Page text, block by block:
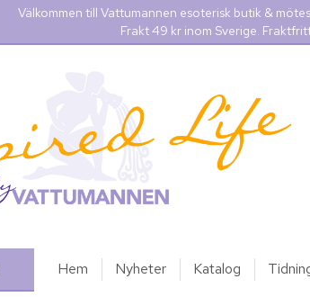
Välkommen till Vattumannen esoterisk butik &
Frakt 49 kr inom Sverige.
Hem Nyheter Katalog